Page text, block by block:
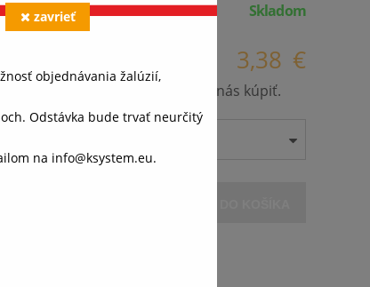
Skladom
3,38 €
ponuky a už nie je možné ho u nás kúpiť.
objednávania žalúzií,
Odstávka bude trvať neurčitý
na info@ksystem.eu.
zavrieť